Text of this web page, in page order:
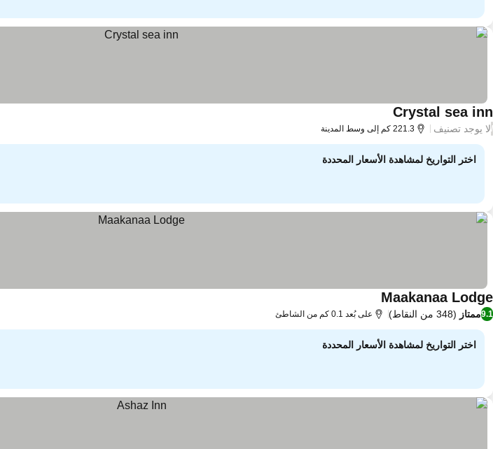
Crystal sea inn
/لا يوجد تصنيف 221.3 كم إلى وسط المدينة
اختر التواريخ لمشاهدة الأسعار المحددة
Maakanaa Lodge
9.1ممتاز (348 من النقاط) على بُعد 0.1 كم من الشاطئ
اختر التواريخ لمشاهدة الأسعار المحددة